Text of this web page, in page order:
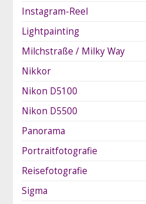
Instagram-Reel
Lightpainting
Milchstraße / Milky Way
Nikkor
Nikon D5100
Nikon D5500
Panorama
Portraitfotografie
Reisefotografie
Sigma